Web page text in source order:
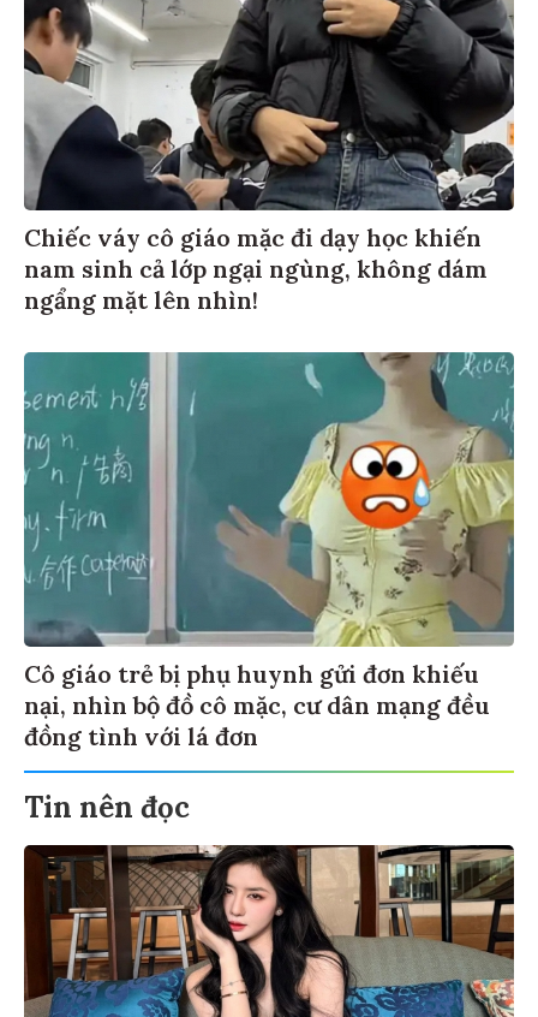
Chiếc váy cô giáo mặc đi dạy học khiến
nam sinh cả lớp ngại ngùng, không dám
ngẩng mặt lên nhìn!
Cô giáo trẻ bị phụ huynh gửi đơn khiếu
nại, nhìn bộ đồ cô mặc, cư dân mạng đều
đồng tình với lá đơn
Tin nên đọc